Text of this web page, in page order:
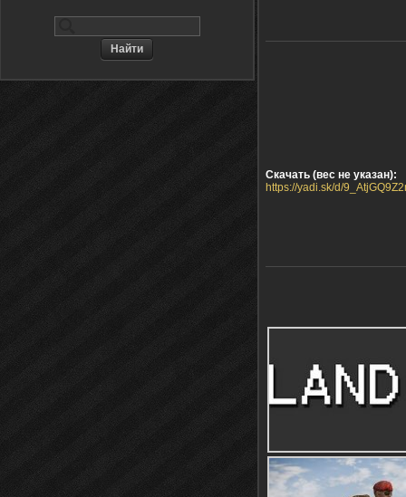
Скачать (вес не указан):
https://yadi.sk/d/